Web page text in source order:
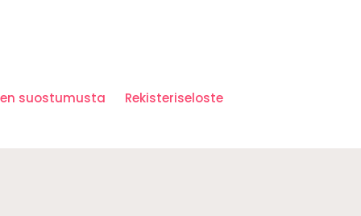
suostumusta Rekisteriseloste